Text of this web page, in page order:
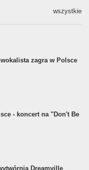
wszystkie
zagra w Polsce
- koncert na "Don't Be
Dreamville